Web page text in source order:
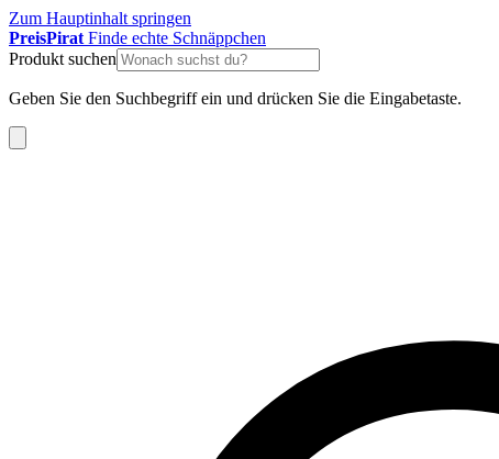
Zum Hauptinhalt springen
PreisPirat Finde echte Schnäppchen
Produkt suchen
Geben Sie den Suchbegriff ein und drücken Sie die Eingabetaste.